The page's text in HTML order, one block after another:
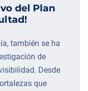
del Plan
también se ha
de
Desde
que